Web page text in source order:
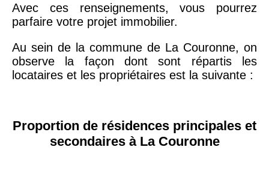
Avec ces renseignements, vous pourrez
parfaire votre projet immobilier.
Au sein de la commune de La Couronne, on
observe la façon dont sont répartis les
locataires et les propriétaires est la suivante :
Proportion de résidences principales et
secondaires à La Couronne